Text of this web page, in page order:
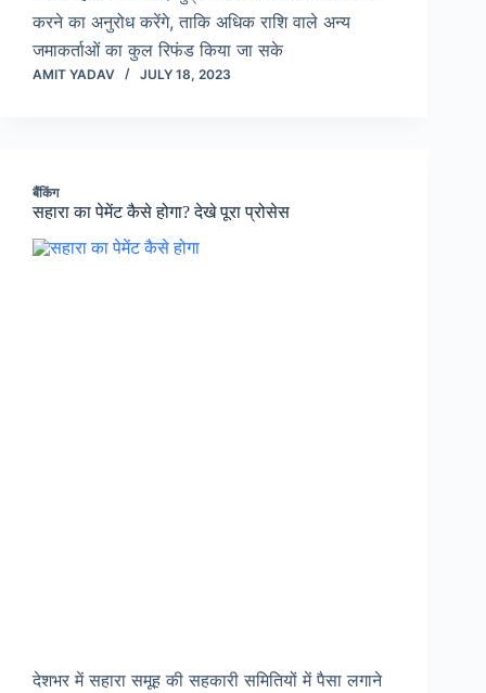
करने का अनुरोध करेंगे, ताकि अधिक राशि वाले अन्य
जमाकर्ताओं का कुल रिफंड किया जा सके
AMIT YADAV JULY 18, 2023
बैंकिंग
सहारा का पेमेंट कैसे होगा? देखे पूरा प्रोसेस
देशभर में सहारा समूह की सहकारी समितियों में पैसा लगाने